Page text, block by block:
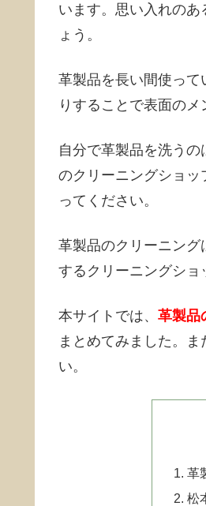
います。思い入れの
ょう。
革製品を長い間使っ
りすることで表面の
自分で革製品を洗う
のクリーニングショ
ってください。
革製品のクリーニン
するクリーニングショ
本サイトでは、 革製品
まとめてみました。
い。
革
松